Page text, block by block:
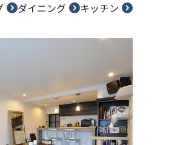
ダイニング キッチン